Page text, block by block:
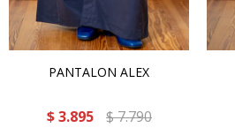
PANTALON ALEX
$ 3.895 $7.790